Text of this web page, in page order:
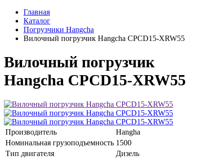
Главная
Каталог
Погрузчики Hangcha
Вилочный погрузчик Hangcha CPCD15-XRW55
Вилочный погрузчик
Hangcha CPCD15-XRW55
Производитель
Hangha
Номинальная грузоподъемность 1500
Тип двигателя
Дизель